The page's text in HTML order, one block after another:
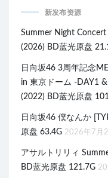
新发布资源
Summer Night
(2026) BD蓝光原盘
日向坂46 3周年記念
in 東京ドーム -DAY1
(2022) BD蓝光原盘
日向坂46 僕なんか
原盘 63.4G 2026年7月
アサルトリリィ
BD蓝光原盘 121.7G